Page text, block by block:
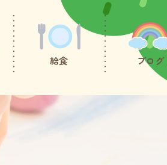
給食 ブログ